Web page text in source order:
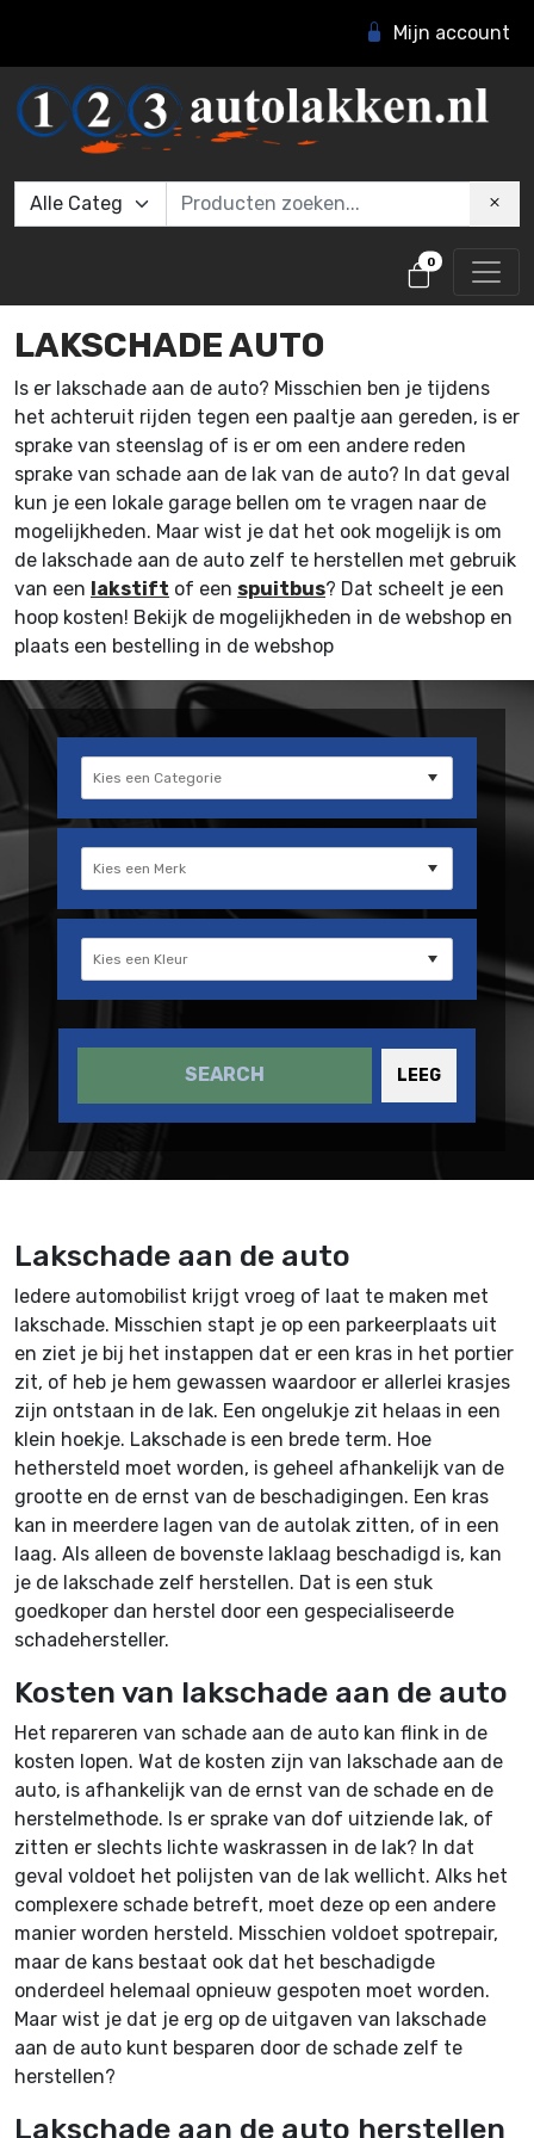
Mijn account
0
LAKSCHADE AUTO
Is er lakschade aan de auto? Misschien ben je tijdens
het achteruit rijden tegen een paaltje aan gereden, is er
sprake van steenslag of is er om een andere reden
sprake van schade aan de lak van de auto? In dat geval
kun je een lokale garage bellen om te vragen naar de
mogelijkheden. Maar wist je dat het ook mogelijk is om
de lakschade aan de auto zelf te herstellen met gebruik
van een lakstift of een spuitbus? Dat scheelt je een
hoop kosten! Bekijk de mogelijkheden in de webshop en
plaats een bestelling in de webshop
SEARCH LEEG
Lakschade aan de auto
Iedere automobilist krijgt vroeg of laat te maken met
lakschade. Misschien stapt je op een parkeerplaats uit
en ziet je bij het instappen dat er een kras in het portier
zit, of heb je hem gewassen waardoor er allerlei krasjes
zijn ontstaan in de lak. Een ongelukje zit helaas in een
klein hoekje. Lakschade is een brede term. Hoe
hethersteld moet worden, is geheel afhankelijk van de
grootte en de ernst van de beschadigingen. Een kras
kan in meerdere lagen van de autolak zitten, of in een
laag. Als alleen de bovenste laklaag beschadigd is, kan
je de lakschade zelf herstellen. Dat is een stuk
goedkoper dan herstel door een gespecialiseerde
schadehersteller.
Kosten van lakschade aan de auto
Het repareren van schade aan de auto kan flink in de
kosten lopen. Wat de kosten zijn van lakschade aan de
auto, is afhankelijk van de ernst van de schade en de
herstelmethode. Is er sprake van dof uitziende lak, of
zitten er slechts lichte waskrassen in de lak? In dat
geval voldoet het polijsten van de lak wellicht. Alks het
complexere schade betreft, moet deze op een andere
manier worden hersteld. Misschien voldoet spotrepair,
maar de kans bestaat ook dat het beschadigde
onderdeel helemaal opnieuw gespoten moet worden.
Maar wist je dat je erg op de uitgaven van lakschade
aan de auto kunt besparen door de schade zelf te
herstellen?
Lakschade aan de auto herstellen